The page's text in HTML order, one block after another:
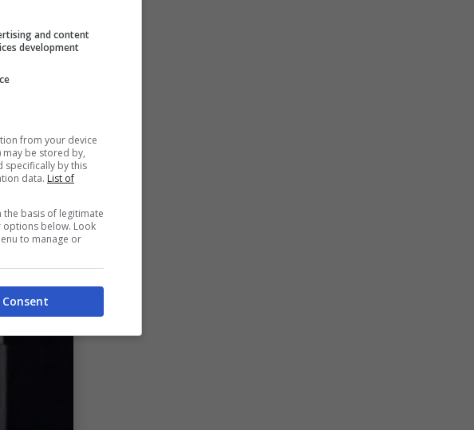
delle
rinforzare
and content
development
from your device
be stored by,
specifically by this
data. List of
basis of legitimate
options below. Look
to manage or
Consent